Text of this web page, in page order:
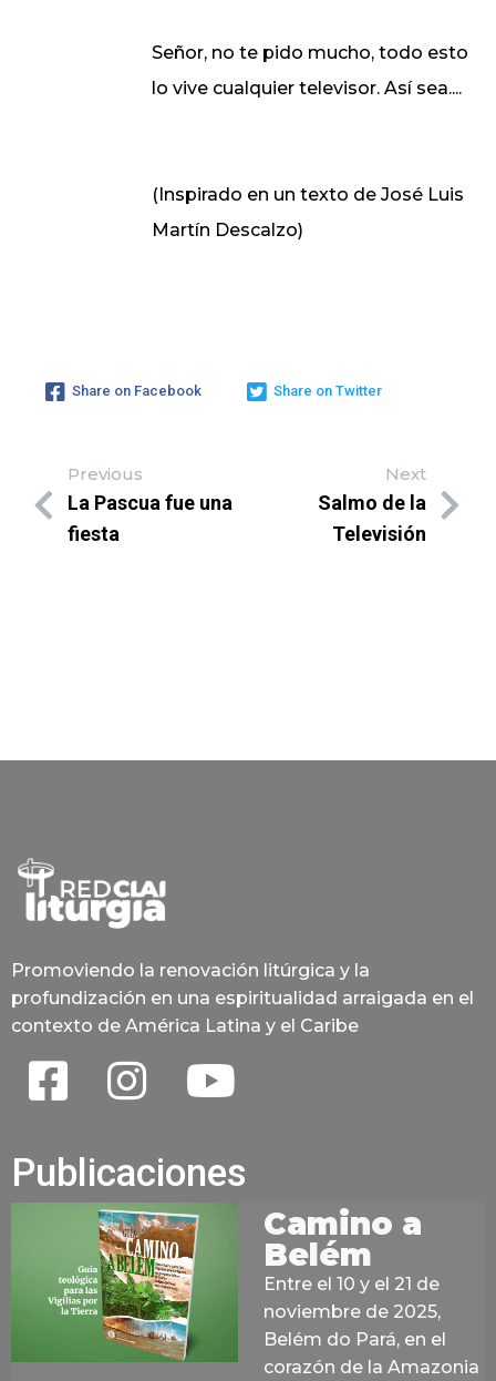
Señor, no te pido mucho, todo esto
lo vive cualquier televisor. Así sea....
(Inspirado en un texto de José Luis
Martín Descalzo)
Share on Facebook Share on Twitter
Previous
La Pascua fue una
fiesta
Next
Salmo de la
Televisión
Promoviendo la renovación litúrgica y la
profundización en una espiritualidad arraigada en el
contexto de América Latina y el Caribe
Publicaciones
Camino a
Belém
Entre el 10 y el 21 de
noviembre de 2025,
Belém do Pará, en el
corazón de la Amazonia